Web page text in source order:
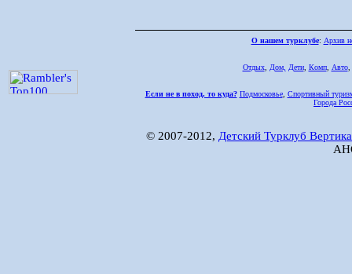
О нашем турклубе: Архив
Отдых, Дом, Дети, Комп, Авто,
Если не в поход, то куда? Подмосковье, Спортивный
Города
© 2007-2012, Детский Турклуб